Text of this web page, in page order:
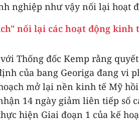
nghiệp như vậy nối lại hoạt
nối lại các hoạt động kinh
Thống đốc Kemp rằng
của bang Georiga đang vi
mở lại nền kinh tế Mỹ
14 ngày giảm liên tiếp số
hiện Giai đoạn 1 của kế